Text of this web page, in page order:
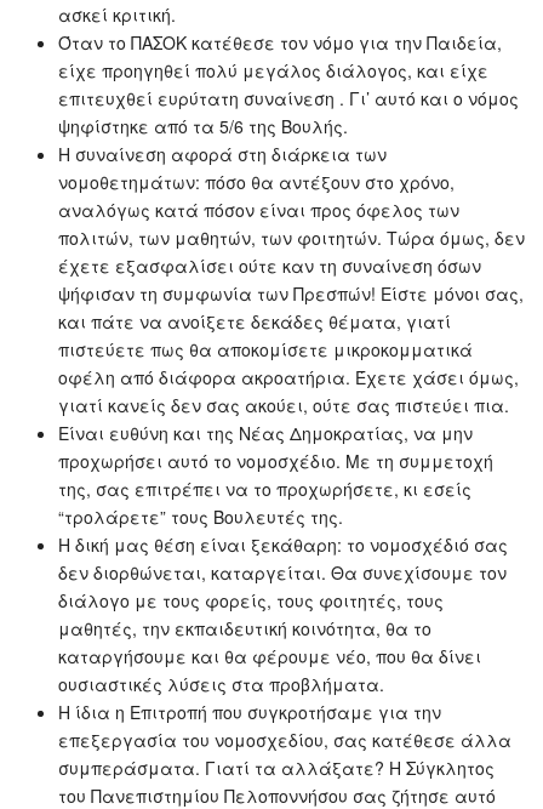
ασκεί κριτική.
Όταν το ΠΑΣΟΚ κατέθεσε τον νόμο για την Παιδεία,
είχε προηγηθεί πολύ μεγάλος διάλογος, και είχε
επιτευχθεί ευρύτατη συναίνεση . Γι’ αυτό και ο νόμος
ψηφίστηκε από τα 5/6 της Βουλής.
Η συναίνεση αφορά στη διάρκεια των
νομοθετημάτων: πόσο θα αντέξουν στο χρόνο,
αναλόγως κατά πόσον είναι προς όφελος των
πολιτών, των μαθητών, των φοιτητών. Τώρα όμως, δεν
έχετε εξασφαλίσει ούτε καν τη συναίνεση όσων
ψήφισαν τη συμφωνία των Πρεσπών! Είστε μόνοι σας,
και πάτε να ανοίξετε δεκάδες θέματα, γιατί
πιστεύετε πως θα αποκομίσετε μικροκομματικά
οφέλη από διάφορα ακροατήρια. Έχετε χάσει όμως,
γιατί κανείς δεν σας ακούει, ούτε σας πιστεύει πια.
Είναι ευθύνη και της Νέας Δημοκρατίας, να μην
προχωρήσει αυτό το νομοσχέδιο. Με τη συμμετοχή
της, σας επιτρέπει να το προχωρήσετε, κι εσείς
“τρολάρετε” τους Βουλευτές της.
Η δική μας θέση είναι ξεκάθαρη: το νομοσχέδιό σας
δεν διορθώνεται, καταργείται. Θα συνεχίσουμε τον
διάλογο με τους φορείς, τους φοιτητές, τους
μαθητές, την εκπαιδευτική κοινότητα, θα το
καταργήσουμε και θα φέρουμε νέο, που θα δίνει
ουσιαστικές λύσεις στα προβλήματα.
Η ίδια η Επιτροπή που συγκροτήσαμε για την
επεξεργασία του νομοσχεδίου, σας κατέθεσε άλλα
συμπεράσματα. Γιατί τα αλλάξατε? Η Σύγκλητος
του Πανεπιστημίου Πελοποννήσου σας ζήτησε αυτό